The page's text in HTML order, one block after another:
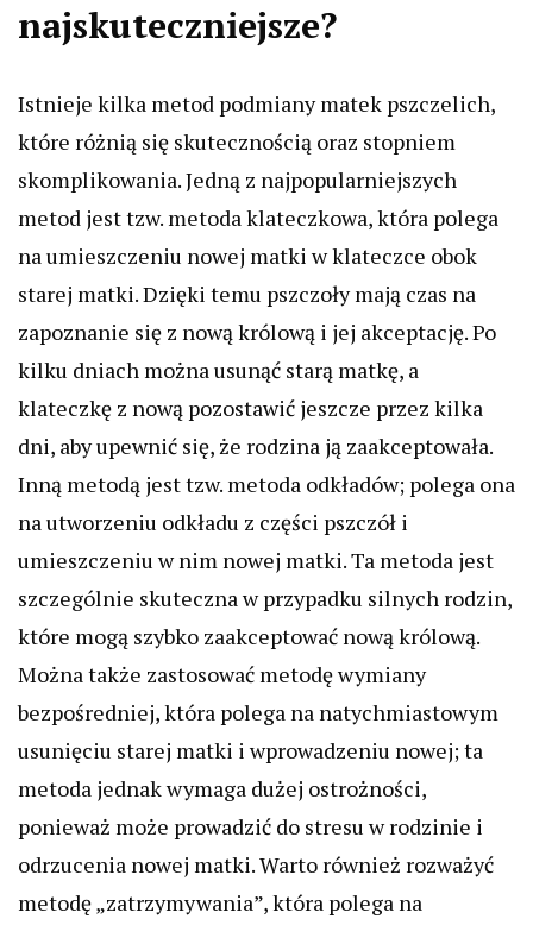
najskuteczniejsze?
Istnieje kilka metod podmiany matek pszczelich,
które różnią się skutecznością oraz stopniem
skomplikowania. Jedną z najpopularniejszych
metod jest tzw. metoda klateczkowa, która polega
na umieszczeniu nowej matki w klateczce obok
starej matki. Dzięki temu pszczoły mają czas na
zapoznanie się z nową królową i jej akceptację. Po
kilku dniach można usunąć starą matkę, a
klateczkę z nową pozostawić jeszcze przez kilka
dni, aby upewnić się, że rodzina ją zaakceptowała.
Inną metodą jest tzw. metoda odkładów; polega ona
na utworzeniu odkładu z części pszczół i
umieszczeniu w nim nowej matki. Ta metoda jest
szczególnie skuteczna w przypadku silnych rodzin,
które mogą szybko zaakceptować nową królową.
Można także zastosować metodę wymiany
bezpośredniej, która polega na natychmiastowym
usunięciu starej matki i wprowadzeniu nowej; ta
metoda jednak wymaga dużej ostrożności,
ponieważ może prowadzić do stresu w rodzinie i
odrzucenia nowej matki. Warto również rozważyć
metodę „zatrzymywania”, która polega na